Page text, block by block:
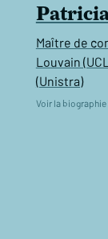
Maître de
Louvain
(Unistra)
Voir la biographie